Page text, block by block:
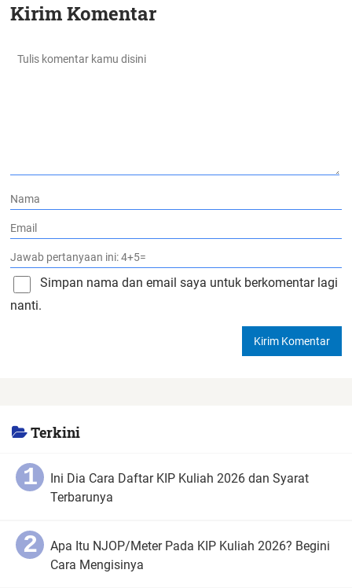
Kirim Komentar
Simpan nama dan email saya untuk berkomentar lagi
nanti.
Terkini
Ini Dia Cara Daftar KIP Kuliah 2026 dan Syarat
Terbarunya
Apa Itu NJOP/Meter Pada KIP Kuliah 2026? Begini
Cara Mengisinya